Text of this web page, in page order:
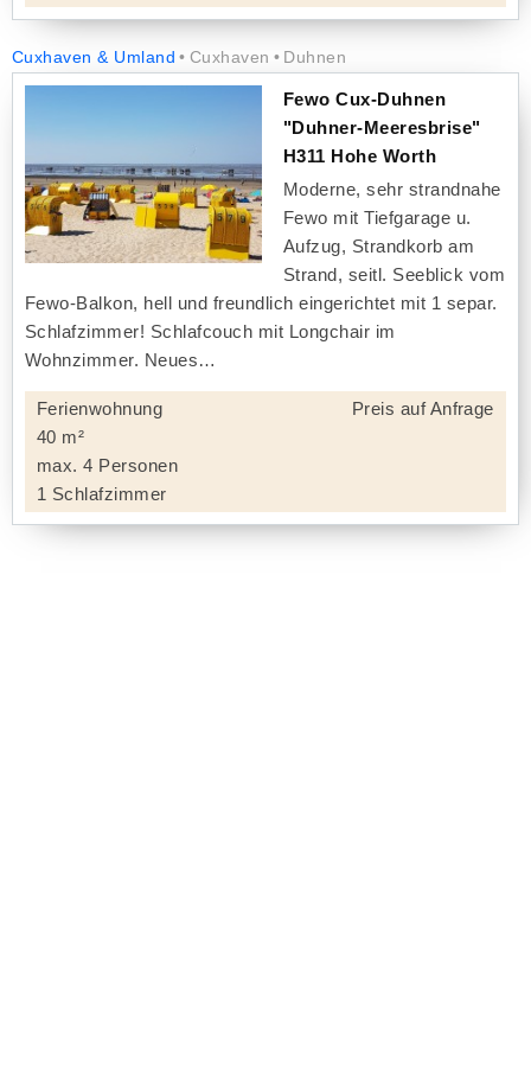
Cuxhaven & Umland Cuxhaven Duhnen
Fewo Cux-Duhnen
"Duhner-Meeresbrise"
H311 Hohe Worth
Moderne, sehr strandnahe
Fewo mit Tiefgarage u.
Aufzug, Strandkorb am
Strand, seitl. Seeblick vom
Fewo-Balkon, hell und freundlich eingerichtet mit 1 separ.
Schlafzimmer! Schlafcouch mit Longchair im
Wohnzimmer. Neues
Ferienwohnung
40 m²
max. 4 Personen
1 Schlafzimmer
Preis auf Anfrage